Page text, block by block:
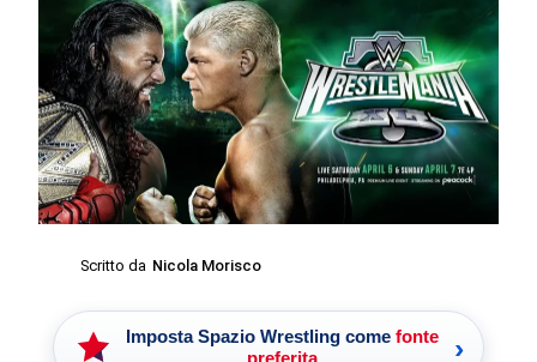
Scritto da Nicola Morisco
Imposta Spazio Wrestling come fonte
›